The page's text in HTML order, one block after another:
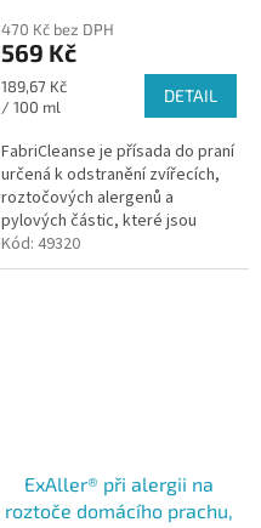
470 Kč bez DPH
569 Kč
Měrná
cena:
189,67 Kč
/ 100 ml
DETAIL
FabriCleanse je přísada do praní
určená k odstranění zvířecích,
roztočových alergenů a
pylových částic, které jsou
příčinou alergických reakcí u lidí.
S vysokou účinností...
Kód: 49320
ExAller® při alergii na
roztoče domácího prachu,